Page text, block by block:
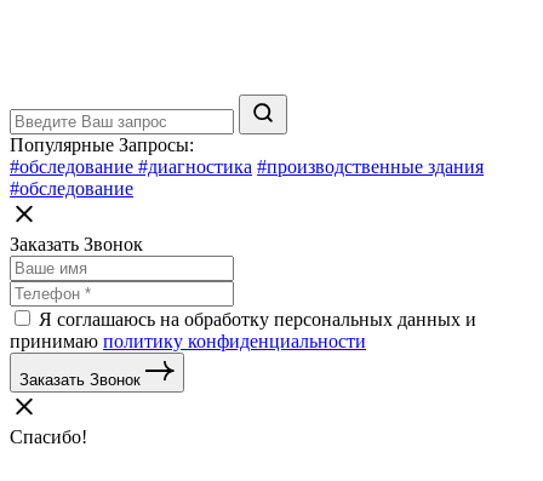
Популярные Запросы:
#обследование #диагностика #производственные здания
#обследование
Заказать Звонок
Я соглашаюсь на обработку персональных данных и
принимаю политику конфиденциальности
Заказать Звонок
Спасибо!